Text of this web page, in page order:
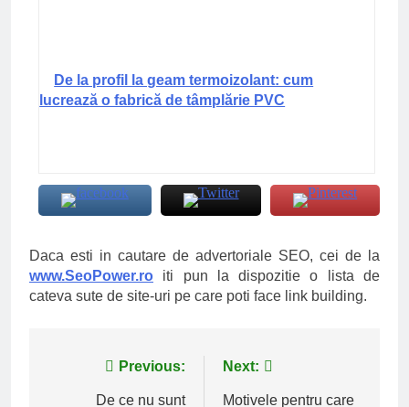
De la profil la geam termoizolant: cum
lucrează o fabrică de tâmplărie PVC
Daca esti in cautare de advertoriale SEO, cei de la
www.SeoPower.ro iti pun la dispozitie o lista de
cateva sute de site-uri pe care poti face link building.
NavigarePrevious:
De ce nu sunt
Next:
Motivele pentru care